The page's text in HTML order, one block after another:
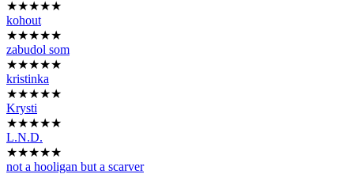
★★★★★
kohout
★★★★★
zabudol som
★★★★★
kristinka
★★★★★
Krysti
★★★★★
L.N.D.
★★★★★
not a hooligan but a scarver